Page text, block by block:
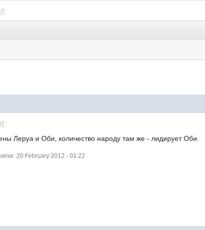
Леруа и Оби, количество народу там же - лидирует Оби.
20 February 2012 - 01:22